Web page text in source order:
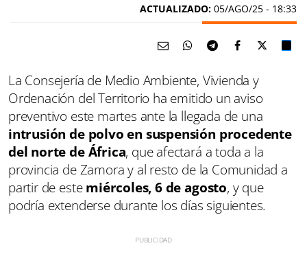
ACTUALIZADO: 05/AGO/25 - 18:33
La Consejería de Medio Ambiente, Vivienda y
Ordenación del Territorio ha emitido un aviso
preventivo este martes ante la llegada de una
intrusión de polvo en suspensión procedente
del norte de África, que afectará a toda a la
provincia de Zamora y al resto de la Comunidad a
partir de estemiércoles, 6 de agosto, y que
podría extenderse durante los días siguientes.